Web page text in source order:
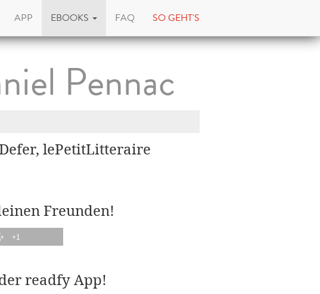
APP EBOOKS FAQ SO GEHT'S
Pennac
lePetitLitteraire
Freunden!
+1
readfy App!